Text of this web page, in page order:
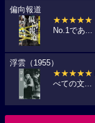
偏向報道
★★★★★
No.1であ...
浮雲（1955）
★★★★★
べての文...